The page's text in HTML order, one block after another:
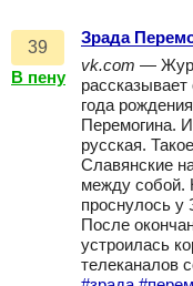
39
В пену
Зрада
vk.com —
года
Перемогина.
русская.
Славянские
между собой.
проснулось у
После
устроилась
телеканалов